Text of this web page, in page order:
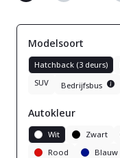
Modelsoort
Hatchback (3 deurs)
SUV
Bedrijfsbus
Autokleur
Wit Zwart
Rood
Blauw